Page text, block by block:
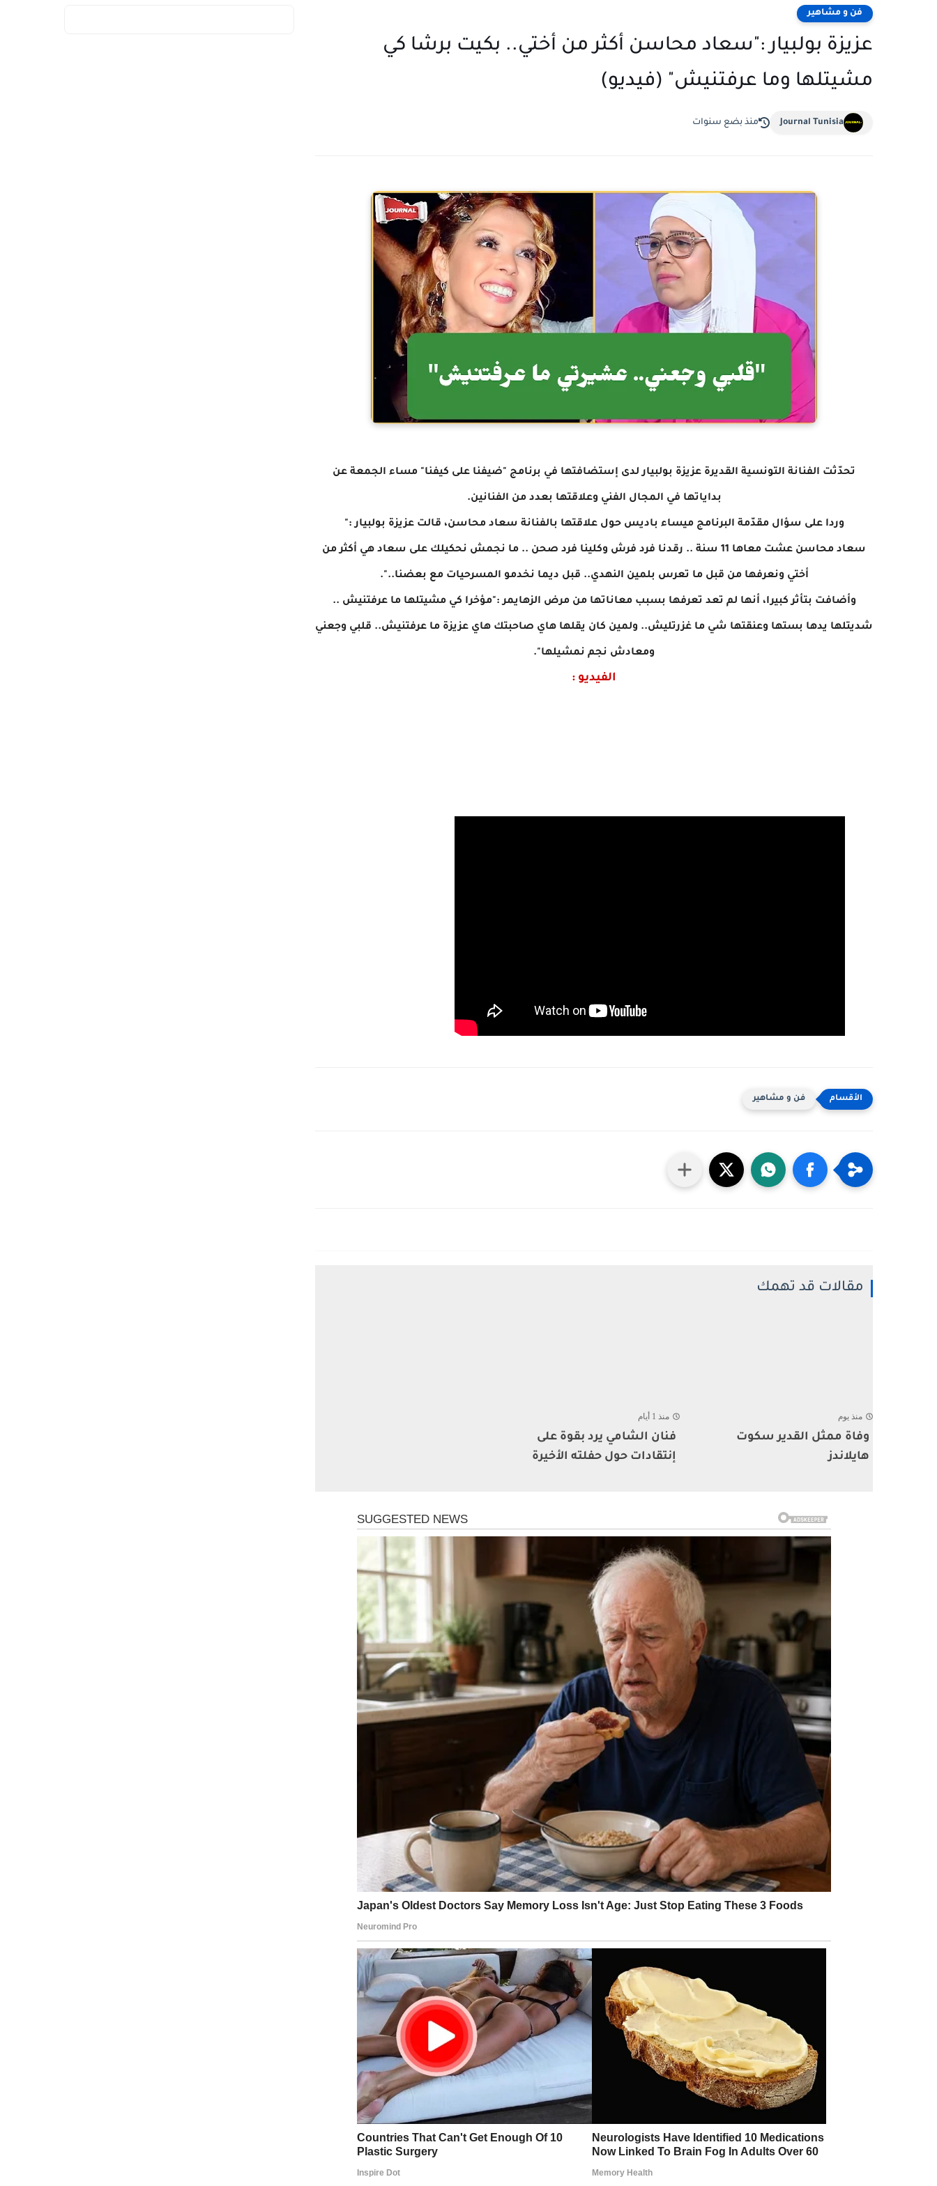
فن و مشاهير
عزيزة بولبيار :"سعاد محاسن أكثر من أختي.. بكيت برشا كي
مشيتلها وما عرفتنيش" (فيديو)
Journal Tunisia منذ بضع سنوات
تحدّثت الفنانة التونسية القديرة عزيزة بولبيار لدى إستضافتها في برنامج "ضيفنا على كيفنا" مساء الجمعة عن
بداياتها في المجال الفني وعلاقتها بعدد من الفنانين.
وردا على سؤال مقدّمة البرنامج ميساء باديس حول علاقتها بالفنانة سعاد محاسن، قالت عزيزة بولبيار :"
سعاد محاسن عشت معاها 11 سنة .. رقدنا فرد فرش وكلينا فرد صحن .. ما نجمش نحكيلك على سعاد هي أكثر من
أختي ونعرفها من قبل ما تعرس بلمين النهدي.. قبل ديما نخدمو المسرحيات مع بعضنا..".
وأضافت بتأثر كبيرا، أنها لم تعد تعرفها بسبب معاناتها من مرض الزهايمر :"مؤخرا كي مشيتلها ما عرفتنيش ..
شديتلها يدها بستها وعنقتها شي ما غزرتليش.. ولمين كان يقلها هاي صاحبتك هاي عزيزة ما عرفتنيش.. قلبي وجعني
ومعادش نجم نمشيلها".
الفيديو :
فن و مشاهير
مقالات قد تهمك
منذ يوم
وفاة ممثل القدير سكوت
هايلاندز
منذ 1 أيام
فنان الشامي يرد بقوة على
إنتقادات حول حفلته الأخيرة